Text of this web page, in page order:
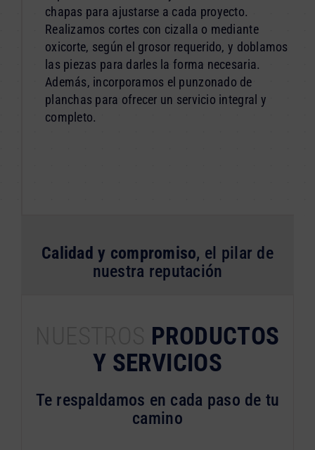
chapas para ajustarse a cada proyecto.
Realizamos cortes con cizalla o mediante
oxicorte, según el grosor requerido, y doblamos
las piezas para darles la forma necesaria.
Además, incorporamos el punzonado de
planchas para ofrecer un servicio integral y
completo.
Calidad y compromiso, el pilar de
nuestra reputación
PRODUCTOS
Y SERVICIOS
Te respaldamos en cada paso de tu
camino